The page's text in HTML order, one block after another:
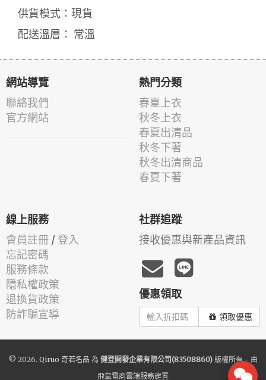
供貨模式：現貨
配送溫層： 常溫
網站導覽
聯絡我們
官方網站
熱門分類
春夏上衣
秋冬上衣
春夏出清品
秋冬下著
秋冬出清商品
春夏下著
線上服務
會員註冊 / 登入
忘記密碼
服務條款
隱私權政策
退換貨政策
防詐騙宣導
社群追蹤
接收優惠與新產品資訊
優惠領取
領取優惠
© 2026. Qiruo 奇若名品 為 健登開發企業有限公司(83508860)版權所有 - 由
飛鼠電商雲端服務建置